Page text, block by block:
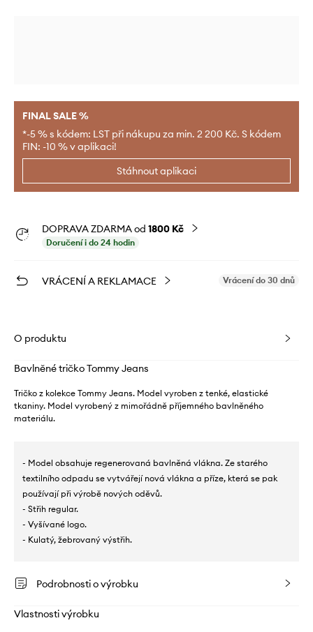
FINAL SALE %
*-5 % s kódem: LST při nákupu za min. 2 200 Kč. S kódem
FIN: -10 % v aplikaci!
Stáhnout aplikaci
DOPRAVA ZDARMA od 1800 Kč
Doručení i do 24 hodin
VRÁCENÍ A REKLAMACE Vrácení do 30 dnů
O produktu
Bavlněné tričko Tommy Jeans
Tričko z kolekce Tommy Jeans. Model vyroben z tenké, elastické
tkaniny. Model vyrobený z mimořádně příjemného bavlněného
materiálu.
- Model obsahuje regenerovaná bavlněná vlákna. Ze starého
textilního odpadu se vytvářejí nová vlákna a příze, která se pak
používají při výrobě nových oděvů.
- Střih regular.
- Vyšívané logo.
- Kulatý, žebrovaný výstřih.
Podrobnosti o výrobku
Vlastnosti výrobku